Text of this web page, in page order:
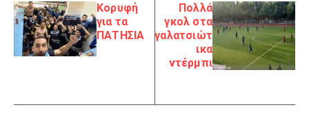
Κορυφή
για τα
ΠΑΤΗΣΙΑ
Πολλά
γκολ στα
γαλατσιώτ
ικα
ντέρμπι